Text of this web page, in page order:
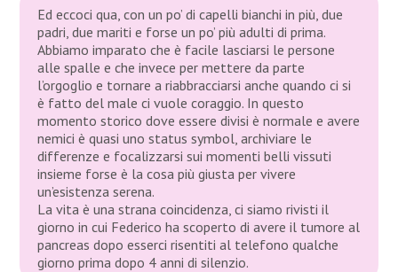
Ed eccoci qua, con un po’ di capelli bianchi in più, due
padri, due mariti e forse un po’ più adulti di prima.
Abbiamo imparato che è facile lasciarsi le persone
alle spalle e che invece per mettere da parte
l’orgoglio e tornare a riabbracciarsi anche quando ci si
è fatto del male ci vuole coraggio. In questo
momento storico dove essere divisi è normale e avere
nemici è quasi uno status symbol, archiviare le
differenze e focalizzarsi sui momenti belli vissuti
insieme forse è la cosa più giusta per vivere
un’esistenza serena.
La vita è una strana coincidenza, ci siamo rivisti il
giorno in cui Federico ha scoperto di avere il tumore al
pancreas dopo esserci risentiti al telefono qualche
giorno prima dopo 4 anni di silenzio.